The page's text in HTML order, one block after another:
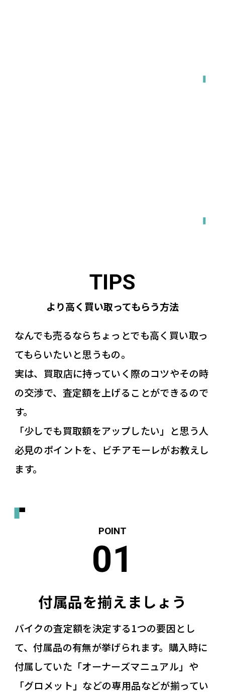
より高く買い取ってもらう方法
なんでも売るならちょっとでも高く買い取っ
てもらいたいと思うもの。
実は、買取店に持っていく際のコツやその時
の交渉で、査定額を上げることができるので
す。
「少しでも買取額をアップしたい」と思う人
必見のポイントを、ビチアモーレがお教えし
ます。
付属品を揃えましょう
バイクの査定額を決定する1つの要因とし
て、付属品の有無が挙げられます。購入時に
付属していた「オーナーズマニュアル」や
「グロメット」などの専用品などが揃ってい